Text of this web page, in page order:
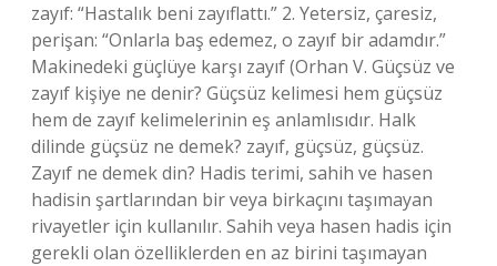
zayıf: “Hastalık beni zayıflattı.” 2. Yetersiz, çaresiz,
perişan: “Onlarla baş edemez, o zayıf bir adamdır.”
Makinedeki güçlüye karşı zayıf (Orhan V. Güçsüz ve
zayıf kişiye ne denir? Güçsüz kelimesi hem güçsüz
hem de zayıf kelimelerinin eş anlamlısıdır. Halk
dilinde güçsüz ne demek? zayıf, güçsüz, güçsüz.
Zayıf ne demek din? Hadis terimi, sahih ve hasen
hadisin şartlarından bir veya birkaçını taşımayan
rivayetler için kullanılır. Sahih veya hasen hadis için
gerekli olan özelliklerden en az birini taşımayan